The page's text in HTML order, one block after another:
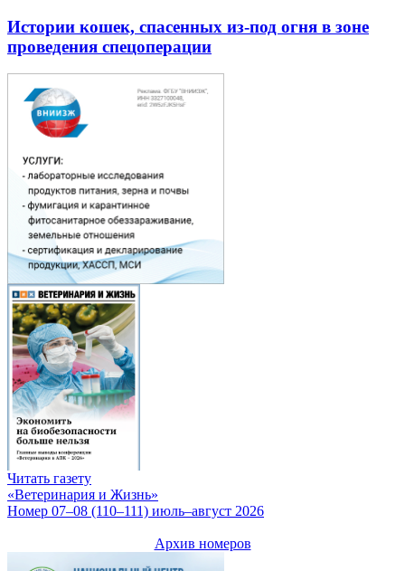
Истории кошек, спасенных из-под огня в зоне
проведения спецоперации
Читать газету
«Ветеринария и Жизнь»
Номер 07–08 (110–111) июль–август 2026
Архив номеров